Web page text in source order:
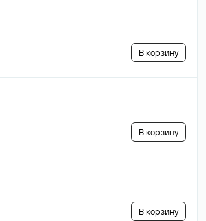
В корзину
В корзину
В корзину